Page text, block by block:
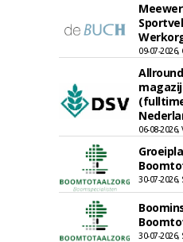
09-07-
Allround
06-08-
30-07-
30-07-